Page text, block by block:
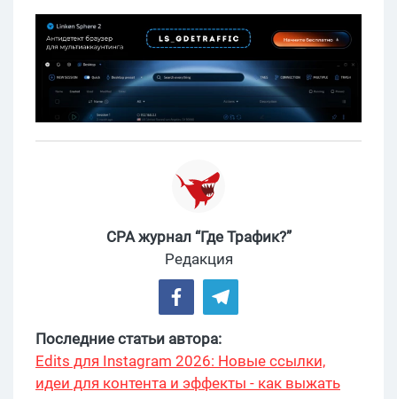
CPA журнал “Где Трафик?”
Редакция
Последние статьи автора:
Edits для Instagram 2026: Новые ссылки,
идеи для контента и эффекты - как выжать